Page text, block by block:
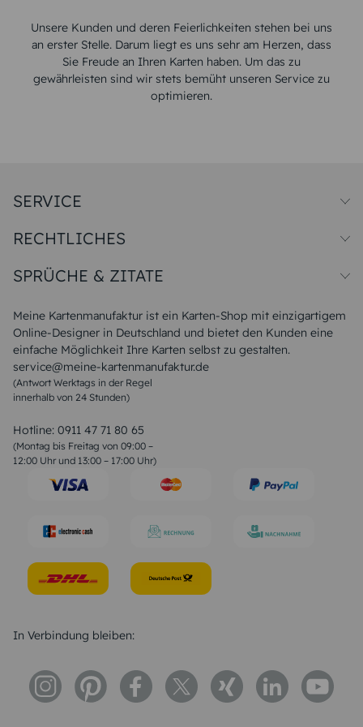
Unsere Kunden und deren Feierlichkeiten stehen bei uns
an erster Stelle. Darum liegt es uns sehr am Herzen, dass
Sie Freude an Ihren Karten haben. Um das zu
gewährleisten sind wir stets bemüht unseren Service zu
optimieren.
Meine Kartenmanufaktur ist ein Karten-Shop mit einzigartigem
Online-Designer in Deutschland und bietet den Kunden eine
einfache Möglichkeit Ihre Karten selbst zu gestalten.
service@meine-kartenmanufaktur.de
(Antwort Werktags in der Regel
innerhalb von 24 Stunden)
Hotline: 0911 47 71 80 65
(Montag bis Freitag von 09:00 –
12:00 Uhr und 13:00 – 17:00 Uhr)
SERVICE
Papiersorten
Unsere Produktion
Magazin
FAQ
RECHTLICHES
Widerrufsbelehrung
SPRÜCHE & ZITATE
Liebeskummer Sprüche
Sommer Sprüche
Muttertagssprüche
Sprüche zur Hochzeit
Sprüche zur Konfirmation & Kommunion
Weihnachtsgedichte
Liebessprüche
Geburtstagssprüche
Trauersprüche
Konfirmation Glückwünsche
In Verbindung bleiben: